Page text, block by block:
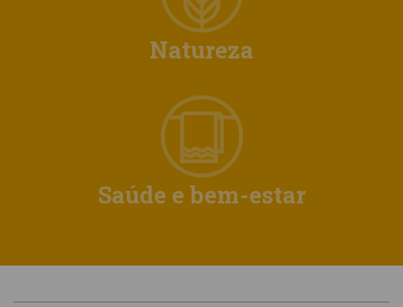
Natureza
Saúde e bem-estar